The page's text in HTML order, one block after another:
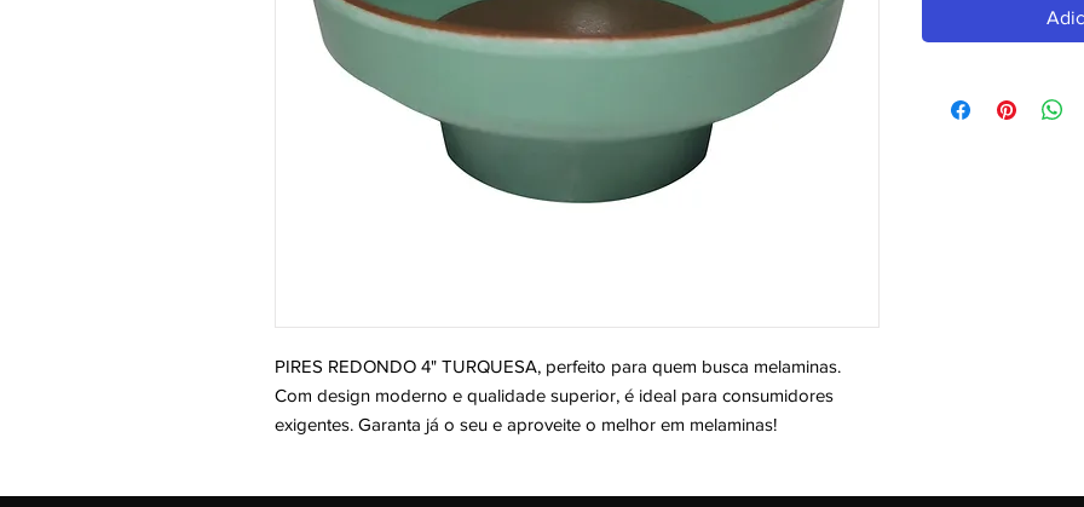
PIRES REDONDO 4" TURQUESA, perfeito para quem busca melaminas.
Com design moderno e qualidade superior, é ideal para consumidores
exigentes. Garanta já o seu e aproveite o melhor em melaminas!